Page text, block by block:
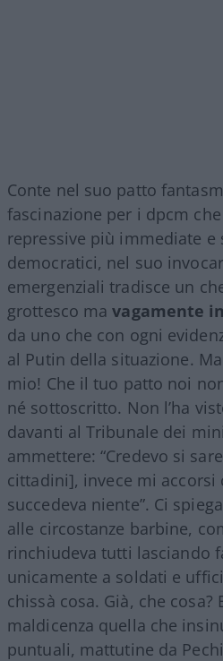
Conte nel suo patto
fascinazione per i dpcm
repressive più immediate
democratici, nel suo
emergenziali tradisce un
grottesco mavagamente
da uno che con ogni
al Putin della situazione.
mio! Che il tuo patto noi
né sottoscritto. Non l’ha
davanti al Tribunale dei
ammettere: “Credevo si
cittadini], invece mi accorsi
succedeva niente”. Ci
alle circostanze barbine,
rinchiudeva tutti lasciando
unicamente a soldati e
chissà cosa. Già, che cosa?
maldicenza quella che
puntuali, mattutine da